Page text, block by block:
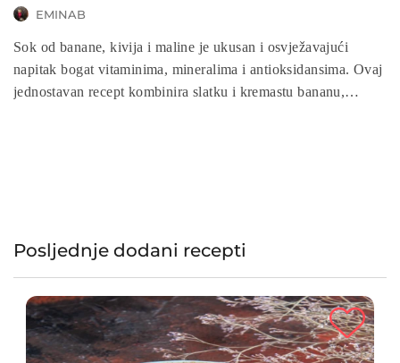
EMINAB
Sok od banane, kivija i maline je ukusan i osvježavajući
napitak bogat vitaminima, mineralima i antioksidansima. Ovaj
jednostavan recept kombinira slatku i kremastu bananu,
Posljednje dodani recepti